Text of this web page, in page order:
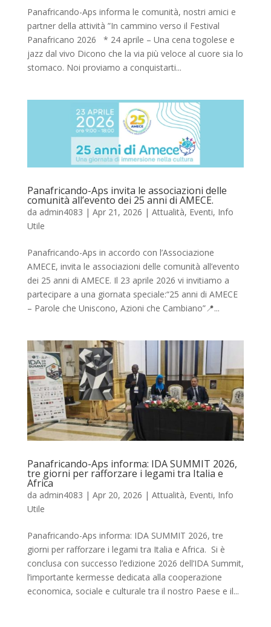
Panafricando-Aps informa le comunità, nostri amici e
partner della attività ”In cammino verso il Festival
Panafricano 2026 * 24 aprile – Una cena togolese e
jazz dal vivo Dicono che la via più veloce al cuore sia lo
stomaco. Noi proviamo a conquistarti...
Panafricando-Aps invita le associazioni delle
comunità all’evento dei 25 anni di AMECE.
da admin4083 | Apr 21, 2026 | Attualità, Eventi, Info
Utile
Panafricando-Aps in accordo con l’Associazione
AMECE, invita le associazioni delle comunità all’evento
dei 25 anni di AMECE. Il 23 aprile 2026 vi invitiamo a
partecipare a una giornata speciale:“25 anni di AMECE
– Parole che Uniscono, Azioni che Cambiano”📍...
Panafricando-Aps informa: IDA SUMMIT 2026,
tre giorni per rafforzare i legami tra Italia e
Africa
da admin4083 | Apr 20, 2026 | Attualità, Eventi, Info
Utile
Panafricando-Aps informa: IDA SUMMIT 2026, tre
giorni per rafforzare i legami tra Italia e Africa. Si è
conclusa con successo l’edizione 2026 dell’IDA Summit,
l’importante kermesse dedicata alla cooperazione
economica, sociale e culturale tra il nostro Paese e il...